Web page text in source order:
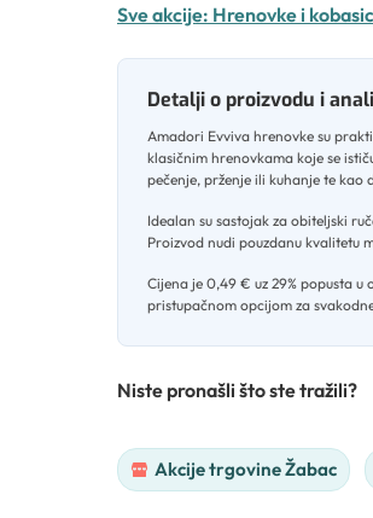
Sve akcije: Hrenovke i
Detalji o proizvodu i
Amadori Evviva hrenovke su
klasičnim hrenovkama koje se
pečenje, prženje ili kuhanje te
Idealan su sastojak za obiteljski
Proizvod nudi pouzdanu kvalitetu
Cijena je 0,49 € uz 29% popusta
pristupačnom opcijom za
Niste pronašli što ste tražili?
Akcije trgovine Žabac